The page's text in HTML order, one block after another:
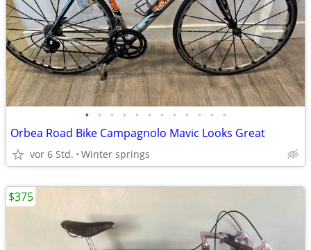
• • • • • • • • • • • •
Orbea Road Bike Campagnolo Mavic Looks Great
vor 6 Std. Winter springs
$375